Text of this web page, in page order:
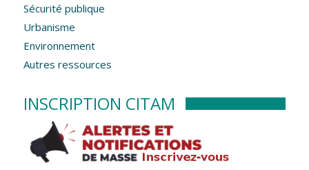
Sécurité publique
Urbanisme
Environnement
Autres ressources
INSCRIPTION CITAM